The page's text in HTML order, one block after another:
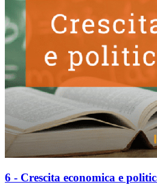
6 - Crescita economica e